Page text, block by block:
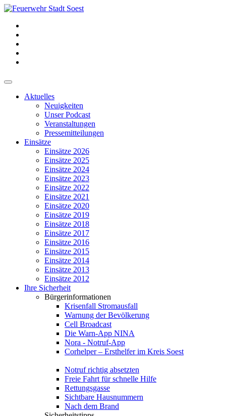
Aktuelles
Neuigkeiten
Unser Podcast
Veranstaltungen
Pressemitteilungen
Einsätze
Einsätze 2026
Einsätze 2025
Einsätze 2024
Einsätze 2023
Einsätze 2022
Einsätze 2021
Einsätze 2020
Einsätze 2019
Einsätze 2018
Einsätze 2017
Einsätze 2016
Einsätze 2015
Einsätze 2014
Einsätze 2013
Einsätze 2012
Ihre Sicherheit
Bürgerinformationen
Krisenfall Stromausfall
Warnung der Bevölkerung
Cell Broadcast
Die Warn-App NINA
Nora - Notruf-App
Corhelper – Ersthelfer im Kreis Soest
Notruf richtig absetzten
Freie Fahrt für schnelle Hilfe
Rettungsgasse
Sichtbare Hausnummern
Nach dem Brand